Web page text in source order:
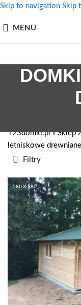
Skip to navigation Skip
MENU
123domki.pl»Sklep
letniskowe drewniane
Filtry
580 X 580